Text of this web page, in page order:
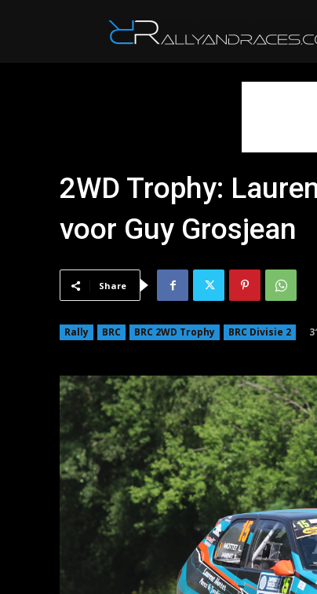
2WD Trophy:
voor Guy Grosjean
Share
Rally BRC BRC 2WD Trophy BRC Divisie 2